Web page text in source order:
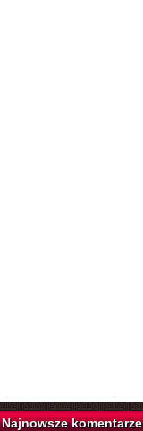
Najnowsze komentarze